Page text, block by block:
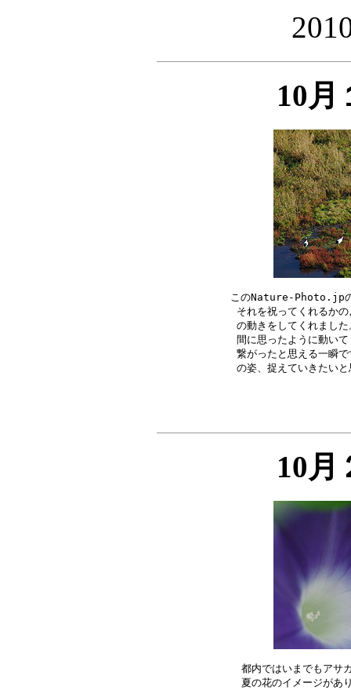
10月
このNature-Photo.jpの
それを祝ってくれるか
の動きをしてくれまし
間に思ったように動い
繋がったと思える一瞬
10月
都内ではいまでもアサ
夏の花のイメージがあ